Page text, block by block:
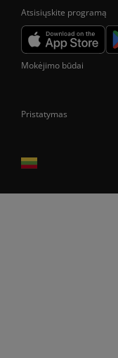
Atsisiųskite programą
Mokėjimo būdai
Pristatymas